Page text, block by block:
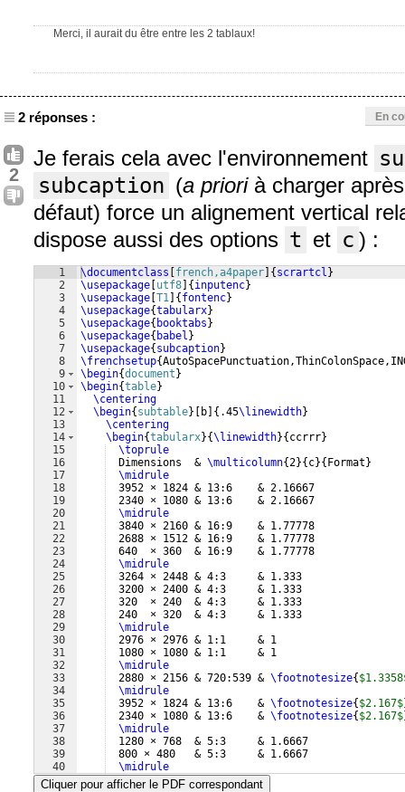
Merci, il aurait du être entre les 2 tablaux!
2 réponses : En
2
Je ferais cela avec l'environnement
subcaption (a priorià charger
défaut) force un alignement vertical
dispose aussi des options t et c ) :
1
2
3
4
5
6
7
8
9
10
11
12
13
14
15
16
17
18
19
20
21
22
23
24
25
26
27
28
29
30
31
32
33
34
35
36
37
38
39
40
41
\documentclass french,a4paper { scrartcl }
\usepackage utf8 { inputenc}
\usepackage T1 { fontenc}
\usepackage{tabularx}
\usepackage{ booktabs }
\usepackage{ babel }
\usepackage{ subcaption}
\frenchsetup{
\begin{document }
\begin{table}
\centering
\begin{ subtable} b { .45\linewidth}
\centering
\begin{tabularx}{\linewidth}{ ccrrr}
\toprule
  Dimensions  &
\multicolumn{2}{ c}{ Format }
\midrule
3952 × 1824 & 13:6    &
2340 × 1080 & 13:6    &
\midrule
3840 × 2160 & 16:9    &
2688 × 1512 & 16:9    &
640  × 360  & 16:9    &
\midrule
3264 × 2448 & 4:3     &
3200 × 2400 & 4:3     &
320  × 240  & 4:3     &
240  × 320  & 4:3     &
\midrule
2976 × 2976 & 1:1     &
1080 × 1080 & 1:1     &
\midrule
  2880 × 2156 & 720:539 &
\footnotesize{
\midrule
  3952 × 1824 & 13:6    &
\footnotesize{ $2.167$
  2340 × 1080 & 13:6    &
\footnotesize{ $2.167$
\midrule
1280 × 768  & 5:3     &
800 × 480   & 5:3     &
\midrule
1024 × 738  & 512:369 &
Cliquer pour afficher le PDF correspondant